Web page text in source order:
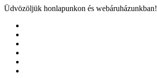
Üdvözöljük honlapunkon és webáruházunkban!